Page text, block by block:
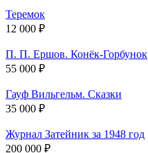
Теремок
12 000 ₽
П. П. Ершов. Конёк-Горбунок
55 000 ₽
Гауф Вильгельм. Сказки
35 000 ₽
Журнал Затейник за 1948 год
200 000 ₽